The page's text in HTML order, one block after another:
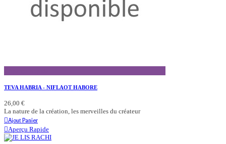
TEVA HABRIA - NIFLAOT HABORE
26,00 €
La nature de la création, les merveilles du créateur
Ajout Panier
Aperçu Rapide